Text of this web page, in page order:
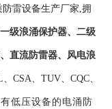
雷设备生产厂家,拥
一级浪涌保护器、 二级
、 直流防雷器、
风电浪
CSA、TUV、CQC、
低压设备的电涌防